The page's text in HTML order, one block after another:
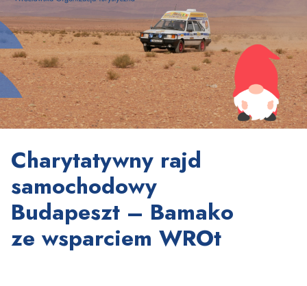
Charytatywny rajd
samochodowy
Budapeszt – Bamako
ze wsparciem WROt